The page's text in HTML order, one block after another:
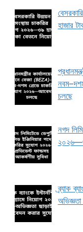
হাজার
চলছে
নগদ
ব্র্যাক